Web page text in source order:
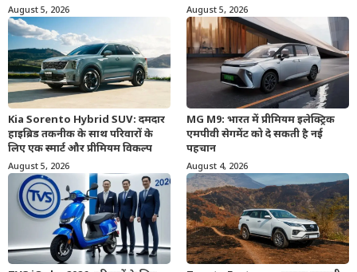
August 5, 2026 August 5, 2026
Kia Sorento Hybrid SUV: दमदार
हाइब्रिड तकनीक के साथ परिवारों के
लिए एक स्मार्ट और प्रीमियम विकल्प
August 5, 2026
MG M9: भारत में प्रीमियम इलेक्ट्रिक
एमपीवी सेगमेंट को दे सकती है नई
पहचान
August 4, 2026